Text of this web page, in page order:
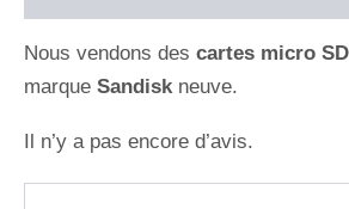
Nous vendons des cartes micro
marque Sandiskneuve.
Il n’y a pas encore d’avis.